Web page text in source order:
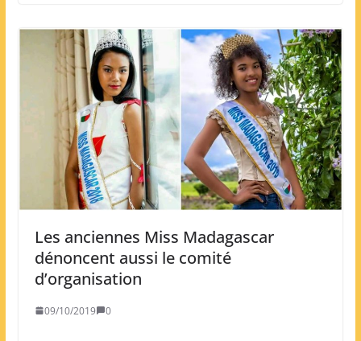
Les anciennes Miss Madagascar
dénoncent aussi le comité
d’organisation
09/10/2019 0